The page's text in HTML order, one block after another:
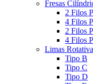
Fresas
2 Filos
4 Filos
2 Filos
4 Filos
Limas
Tipo B
Tipo C
Tipo D